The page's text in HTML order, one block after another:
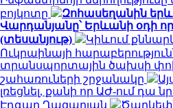
բոյկոտը
Զոհասեղանին
Վարդանյանը՝ Երևանի օդի
(տեսանյութ)
Կիևում
Ուկրաինայի
տրանսպորտային ծախսի
շահառուների շրջանակը
լռեցնել, քանի որ ԱԺ-ում դա
Էդգար Ղազարյան